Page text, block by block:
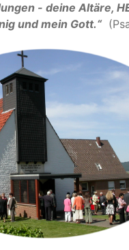
- deine Altäre,
und mein Gott.“